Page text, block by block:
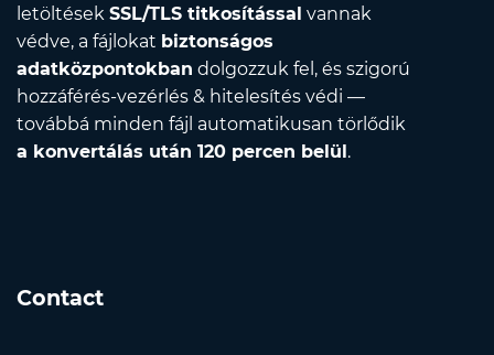
letöltések SSL/TLS titkosítással vannak
védve, a fájlokat biztonságos
adatközpontokban dolgozzuk fel, és szigorú
hozzáférés-vezérlés & hitelesítés védi —
továbbá minden fájl automatikusan törlődik
a konvertálás után 120 percen belül.
Contact